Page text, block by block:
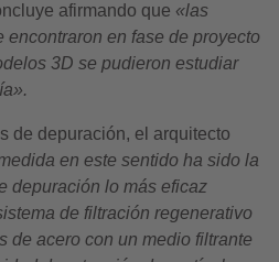
afirmando que «las
en fase de proyecto
3D se pudieron estudiar
de depuración, el arquitecto
en este sentido ha sido la
depuración lo más eficaz
de filtración regenerativo
de acero con un medio filtrante